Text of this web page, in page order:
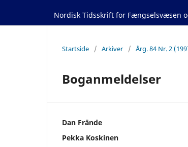
Nordisk Tidsskrift for Fængselsvæsen
Startside / Arkiver / Årg. 84 Nr. 2
Boganmeldelser
Dan Frände
Pekka Koskinen